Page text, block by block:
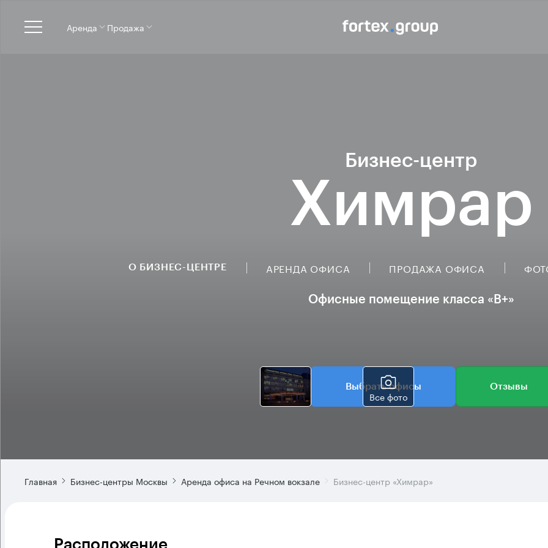
Аренда Продажа
Бизнес-центр
Химрар
О БИЗНЕС-ЦЕНТРЕ АРЕНДА ОФИСА ПРОДАЖА ОФИСА
Офисные помещение класса «B+»
Все фото
Выбрать офисы Отзывы
Главная Бизнес-центры Москвы Аренда офиса на Речном вокзале Бизнес-центр «Химрар»